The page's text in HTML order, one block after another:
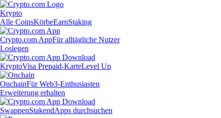
Krypto
Alle CoinsKörbeEarnStaking
Crypto.com AppFür alltägliche Nutzer
Loslegen
KryptoVisa Prepaid-KarteLevel Up
OnchainFür Web3-Enthusiasten
Erweiterung erhalten
SwappenStakendApps durchsuchen